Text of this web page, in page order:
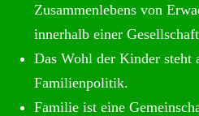
Zusammenlebens von
innerhalb einer
Das Wohl der Kinder steht
Familienpolitik.
Familie ist eine